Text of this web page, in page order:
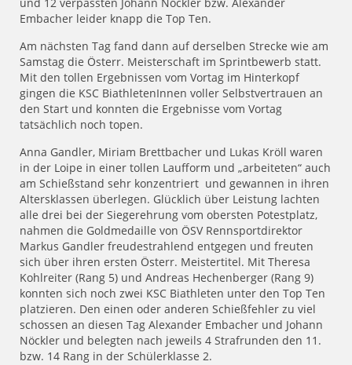
und 12 verpassten Johann Nöckler bzw. Alexander
Embacher leider knapp die Top Ten.
Am nächsten Tag fand dann auf derselben Strecke wie am
Samstag die Österr. Meisterschaft im Sprintbewerb statt.
Mit den tollen Ergebnissen vom Vortag im Hinterkopf
gingen die KSC BiathletenInnen voller Selbstvertrauen an
den Start und konnten die Ergebnisse vom Vortag
tatsächlich noch topen.
Anna Gandler, Miriam Brettbacher und Lukas Kröll waren
in der Loipe in einer tollen Laufform und „arbeiteten“ auch
am Schießstand sehr konzentriert und gewannen in ihren
Altersklassen überlegen. Glücklich über Leistung lachten
alle drei bei der Siegerehrung vom obersten Potestplatz,
nahmen die Goldmedaille von ÖSV Rennsportdirektor
Markus Gandler freudestrahlend entgegen und freuten
sich über ihren ersten Österr. Meistertitel. Mit Theresa
Kohlreiter (Rang 5) und Andreas Hechenberger (Rang 9)
konnten sich noch zwei KSC Biathleten unter den Top Ten
platzieren. Den einen oder anderen Schießfehler zu viel
schossen an diesen Tag Alexander Embacher und Johann
Nöckler und belegten nach jeweils 4 Strafrunden den 11.
bzw. 14 Rang in der Schülerklasse 2.